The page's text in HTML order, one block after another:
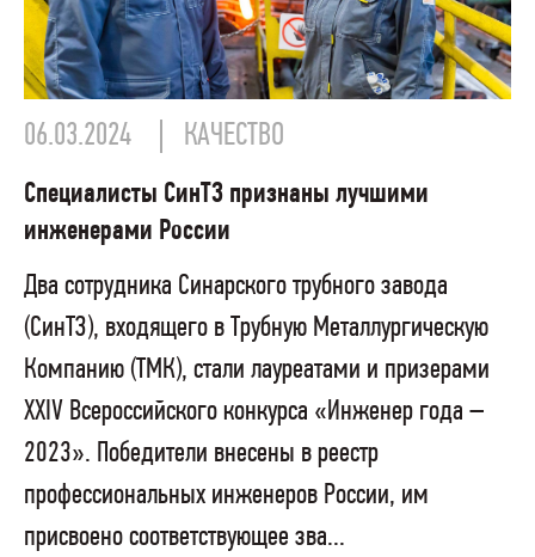
06.03.2024 КАЧЕСТВО
Специалисты СинТЗ признаны лучшими
инженерами России
Два сотрудника Синарского трубного завода
(СинТЗ), входящего в Трубную Металлургическую
Компанию (ТМК), стали лауреатами и призерами
XХIV Всероссийского конкурса «Инженер года –
2023». Победители внесены в реестр
профессиональных инженеров России, им
присвоено соответствующее зва...